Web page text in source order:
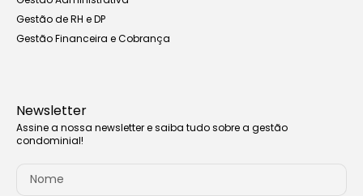
Gestão de RH e DP
Gestão Financeira e Cobrança
Newsletter
Assine a nossa newsletter e saiba tudo sobre a gestão
condominial!